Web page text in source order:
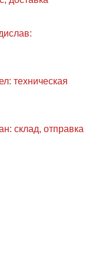
техническая
склад, отправка